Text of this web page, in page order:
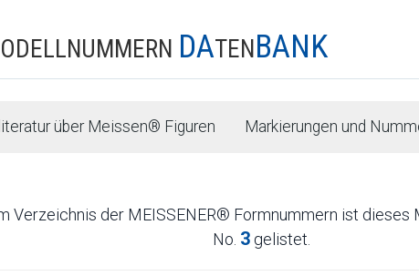
DATENBANK
über Meissen® Figuren Markierungen und
Verzeichnis der MEISSENER® Formnummern ist dieses
No. 3gelistet.